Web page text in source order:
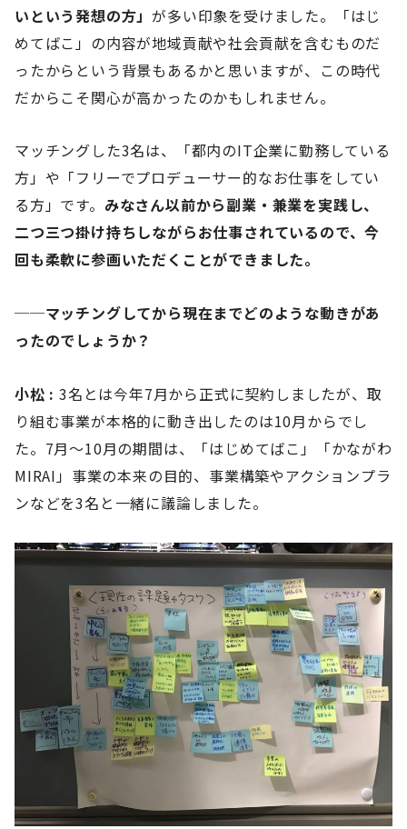
いという発想の方」が多い印象を受けました。「はじ
めてばこ」の内容が地域貢献や社会貢献を含むものだ
ったからという背景もあるかと思いますが、この時代
だからこそ関心が高かったのかもしれません。
マッチングした3名は、「都内のIT企業に勤務している
方」や「フリーでプロデューサー的なお仕事をしてい
る方」です。 みなさん以前から副業・兼業を実践し、
二つ三つ掛け持ちしながらお仕事されているので、今
回も柔軟に参画いただくことができました。
──マッチングしてから現在までどのような動きがあ
ったのでしょうか？
小松 : 3名とは今年7月から正式に契約しましたが、取
り組む事業が本格的に動き出したのは10月からでし
た。7月〜10月の期間は、「はじめてばこ」「かながわ
MIRAI」事業の本来の目的、事業構築やアクションプラ
ンなどを3名と一緒に議論しました。